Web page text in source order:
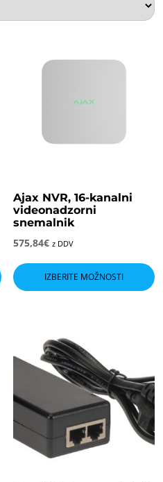
izdelek
ima
izberete
na
Ajax NVR, 16-kanalni
videonadzorni
snemalnik
575,84€ z DDV
IZBERITE MOŽNOSTI